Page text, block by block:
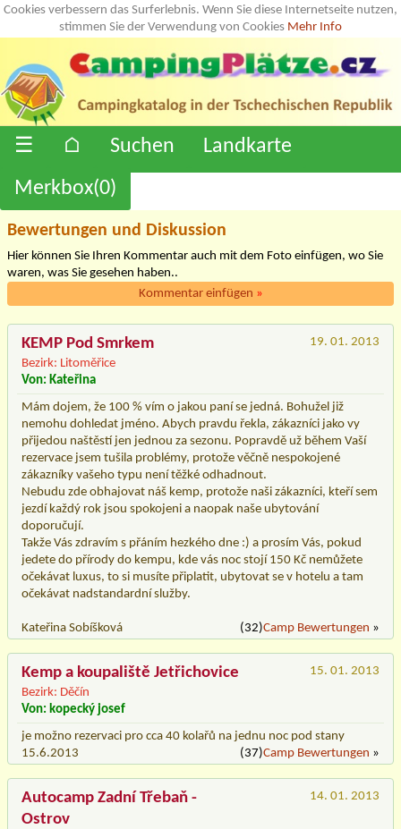
Cookies verbessern das Surferlebnis. Wenn Sie diese Internetseite nutzen,
stimmen Sie der Verwendung von Cookies Mehr Info
☰ ⌂ Suchen
Landkarte
Merkbox(0)
Bewertungen und Diskussion
Hier können Sie Ihren Kommentar auch mit dem Foto einfügen, wo Sie
waren, was Sie gesehen haben..
Kommentar einfügen »
KEMP Pod Smrkem
Bezirk: Litoměřice
19. 01. 2013
Von: Kateřina
Mám dojem, že 100 % vím o jakou paní se jedná. Bohužel již
nemohu dohledat jméno. Abych pravdu řekla, zákazníci jako vy
přijedou naštěstí jen jednou za sezonu. Popravdě už během Vaší
rezervace jsem tušila problémy, protože věčně nespokojené
zákazníky vašeho typu není těžké odhadnout.
Nebudu zde obhajovat náš kemp, protože naši zákazníci, kteří sem
jezdí každý rok jsou spokojeni a naopak naše ubytování
doporučují.
Takže Vás zdravím s přáním hezkého dne :) a prosím Vás, pokud
jedete do přírody do kempu, kde vás noc stojí 150 Kč nemůžete
očekávat luxus, to si musíte připlatit, ubytovat se v hotelu a tam
očekávat nadstandardní služby.
Kateřina Sobíšková (32)Camp Bewertungen »
Kemp a koupaliště Jetřichovice
Bezirk: Děčín
15. 01. 2013
Von: kopecký josef
je možno rezervaci pro cca 40 kolařů na jednu noc pod stany
15.6.2013
(37)Camp Bewertungen »
Autocamp Zadní Třebaň -
Ostrov
14. 01. 2013